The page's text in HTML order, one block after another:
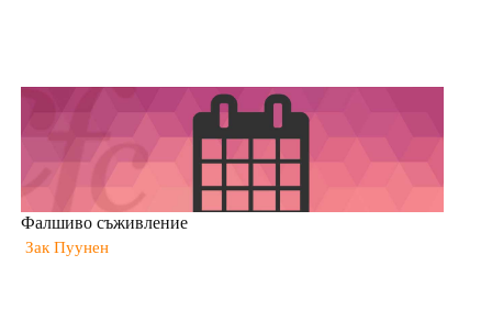
Фалшиво съживление
Зак Пуунен